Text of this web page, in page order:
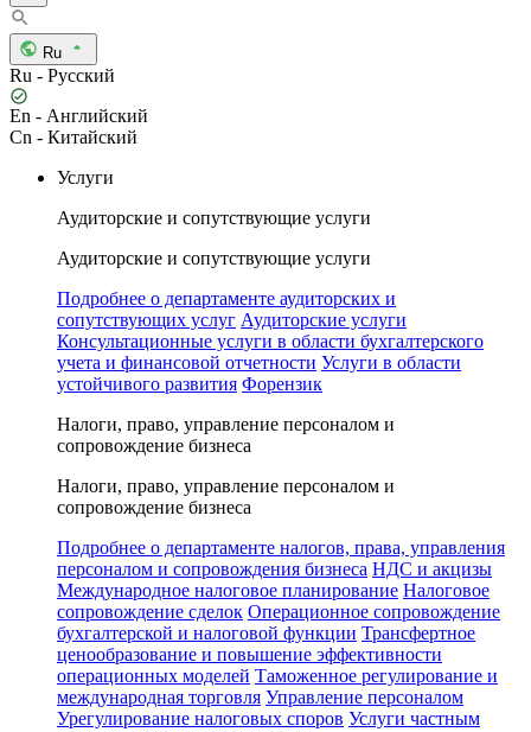
Ru
Ru - Русский
En - Английский
Cn - Китайский
Услуги
Аудиторские и сопутствующие услуги
Аудиторские и сопутствующие услуги
Подробнее о департаменте аудиторских и
сопутствующих услуг Аудиторские услуги
Консультационные услуги в области бухгалтерского
учета и финансовой отчетности Услуги в области
устойчивого развития Форензик
Налоги, право, управление персоналом и
сопровождение бизнеса
Налоги, право, управление персоналом и
сопровождение бизнеса
Подробнее о департаменте налогов, права, управления
персоналом и сопровождения бизнеса НДС и акцизы
Международное налоговое планирование Налоговое
сопровождение сделок Операционное сопровождение
бухгалтерской и налоговой функции Трансфертное
ценообразование и повышение эффективности
операционных моделей Таможенное регулирование и
международная торговля Управление персоналом
Урегулирование налоговых споров Услуги частным